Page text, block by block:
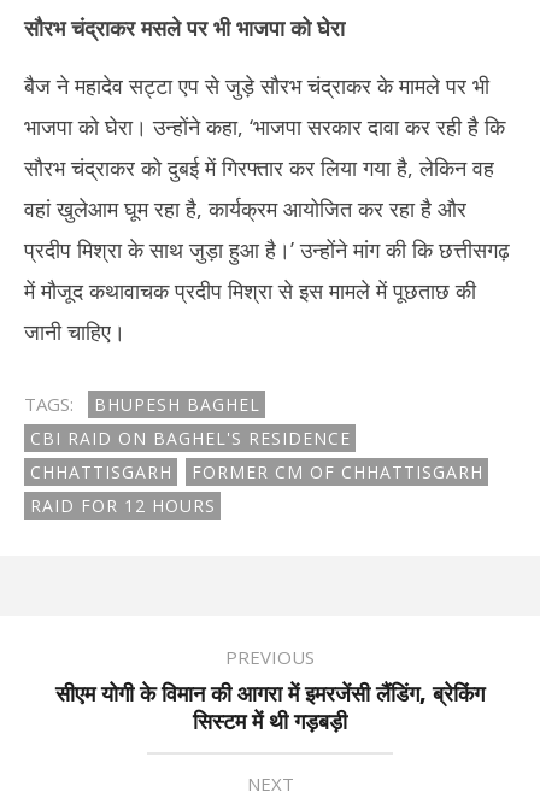
सौरभ चंद्राकर मसले पर भी भाजपा को घेरा
बैज ने महादेव सट्टा एप से जुड़े सौरभ चंद्राकर के मामले पर भी
भाजपा को घेरा। उन्होंने कहा, ‘भाजपा सरकार दावा कर रही है कि
सौरभ चंद्राकर को दुबई में गिरफ्तार कर लिया गया है, लेकिन वह
वहां खुलेआम घूम रहा है, कार्यक्रम आयोजित कर रहा है और
प्रदीप मिश्रा के साथ जुड़ा हुआ है।’ उन्होंने मांग की कि छत्तीसगढ़
में मौजूद कथावाचक प्रदीप मिश्रा से इस मामले में पूछताछ की
जानी चाहिए।
TAGS:
BHUPESH BAGHEL
CBI RAID ON BAGHEL'S RESIDENCE
CHHATTISGARH
FORMER CM OF CHHATTISGARH
RAID FOR 12 HOURS
PREVIOUS
सीएम योगी के विमान की आगरा में इमरजेंसी लैंडिंग, ब्रेकिंग
सिस्टम में थी गड़बड़ी
NEXT